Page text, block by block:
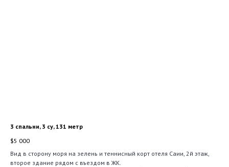
3 спальни, 3 су, 131 метр
$5 000
Вид в сторону моря на зелень и теннисный корт отеля Саии, 2й этаж,
второе здание рядом с въездом в ЖК.